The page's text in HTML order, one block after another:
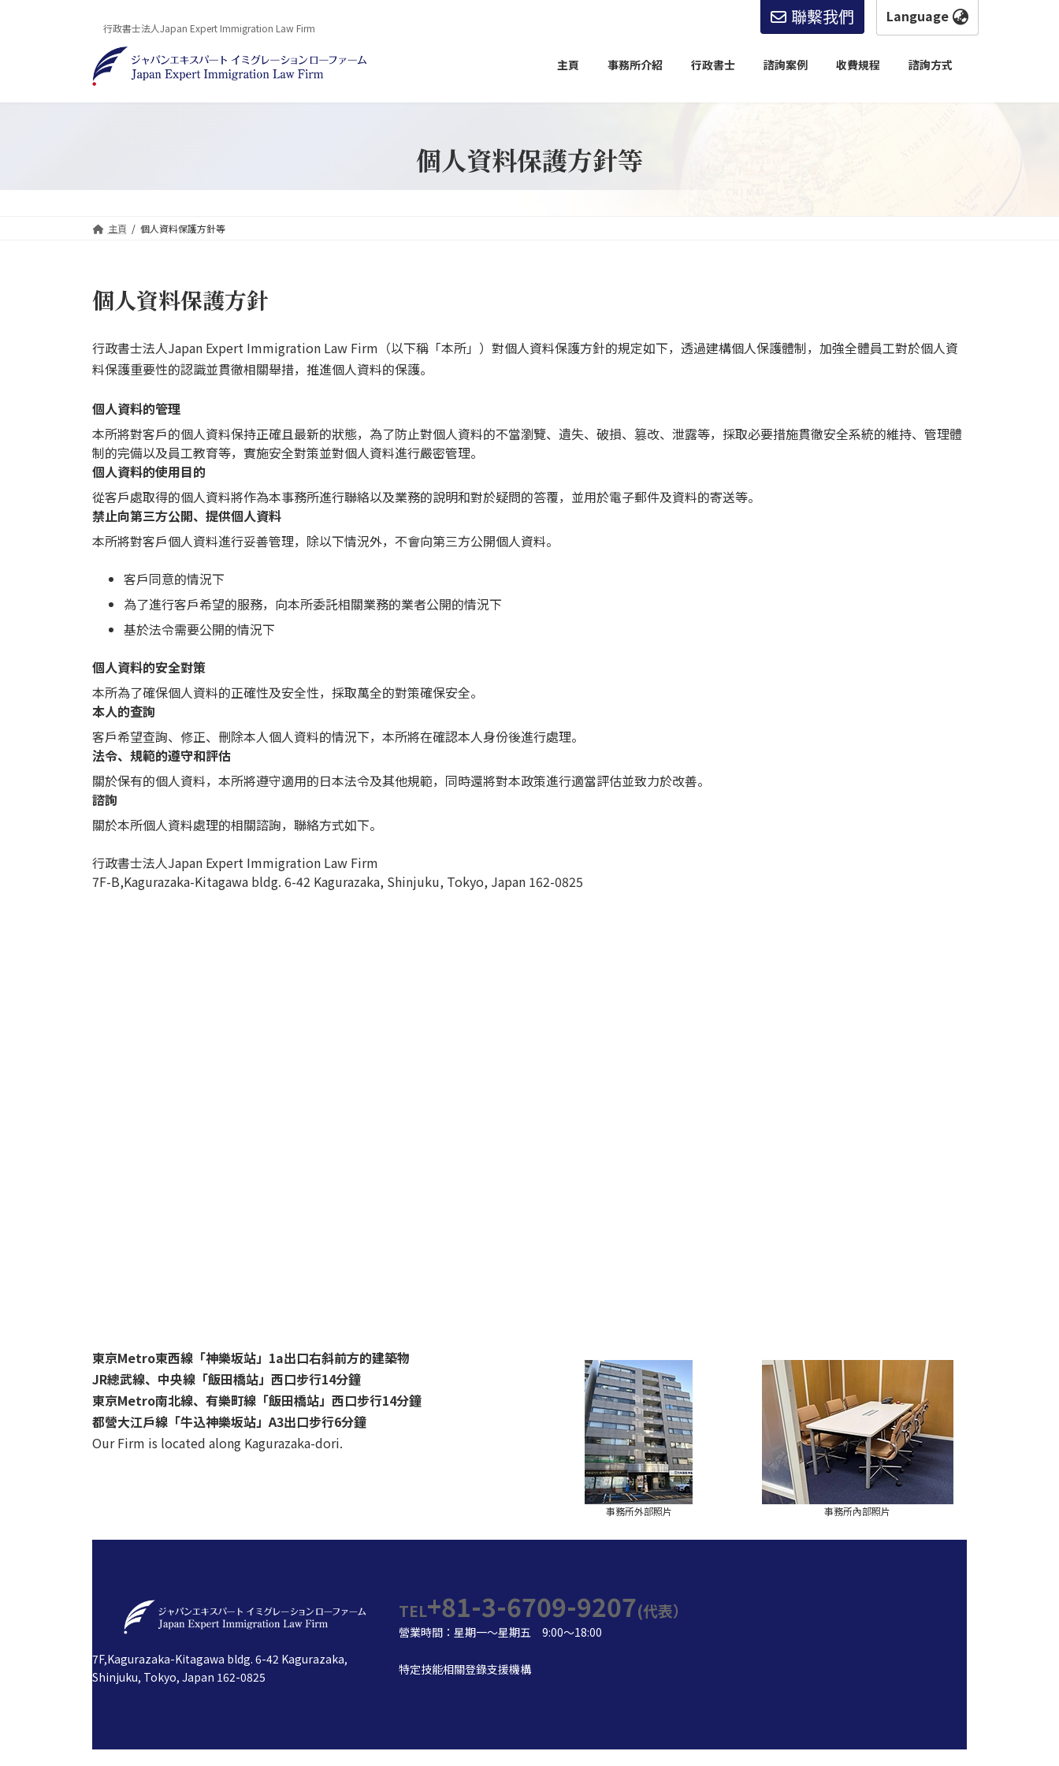
繁體中文
行政書士法人Japan Expert Immigration Law Firm
聯繫我們
主頁 事務所介紹 行政書士 諮詢案例 收費規程 諮詢方式
個人資料保護方針等
主頁 個人資料保護方針等
個人資料保護方針
行政書士法人Japan Expert Immigration Law Firm（以下稱「本所」）對個人資料保護方針的規定如下，透過建構個人保護體制，加強全體員工對於個人資
料保護重要性的認識並貫徹相關舉措，推進個人資料的保護。
個人資料的管理
本所將對客戶的個人資料保持正確且最新的狀態，為了防止對個人資料的不當瀏覽、遺失、破損、篡改、泄露等，採取必要措施貫徹安全系統的維持、管理體
制的完備以及員工教育等，實施安全對策並對個人資料進行嚴密管理。
個人資料的使用目的
從客戶處取得的個人資料將作為本事務所進行聯絡以及業務的說明和對於疑問的答覆，並用於電子郵件及資料的寄送等。
禁止向第三方公開、提供個人資料
本所將對客戶個人資料進行妥善管理，除以下情況外，不會向第三方公開個人資料。
客戶同意的情況下
為了進行客戶希望的服務，向本所委託相關業務的業者公開的情況下
基於法令需要公開的情況下
個人資料的安全對策
本所為了確保個人資料的正確性及安全性，採取萬全的對策確保安全。
本人的查詢
客戶希望查詢、修正、刪除本人個人資料的情況下，本所將在確認本人身份後進行處理。
法令、規範的遵守和評估
關於保有的個人資料，本所將遵守適用的日本法令及其他規範，同時還將對本政策進行適當評估並致力於改善。
諮詢
關於本所個人資料處理的相關諮詢，聯絡方式如下。
行政書士法人Japan Expert Immigration Law Firm
7F-B,Kagurazaka-Kitagawa bldg. 6-42 Kagurazaka, Shinjuku, Tokyo, Japan 162-0825
東京Metro東西線「神樂坂站」1a出口右斜前方的建築物
JR總武線、中央線「飯田橋站」西口步行14分鐘
東京Metro南北線、有樂町線「飯田橋站」西口步行14分鐘
都營大江戶線「牛込神樂坂站」A3出口步行6分鐘
Our Firm is located along Kagurazaka-dori.
事務所外部照片 事務所內部照片
7F,Kagurazaka-Kitagawa bldg. 6-42 Kagurazaka,
Shinjuku, Tokyo, Japan 162-0825
TEL+81-3-6709-9207(代表）
營業時間：星期一～星期五 9:00～18:00
特定技能相關登錄支援機構